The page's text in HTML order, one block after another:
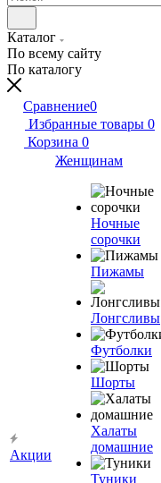
Каталог
По всему сайту
По каталогу
Сравнение0
Избранные товары 0
Корзина 0
Акции
Женщинам
Ночные
сорочки
Пижамы
Лонгсливы
Футболки
Шорты
Халаты
домашние
Туники